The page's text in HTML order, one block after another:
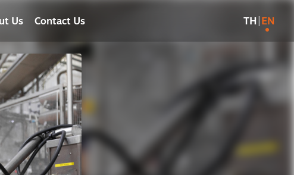
Us Contact Us TH|EN